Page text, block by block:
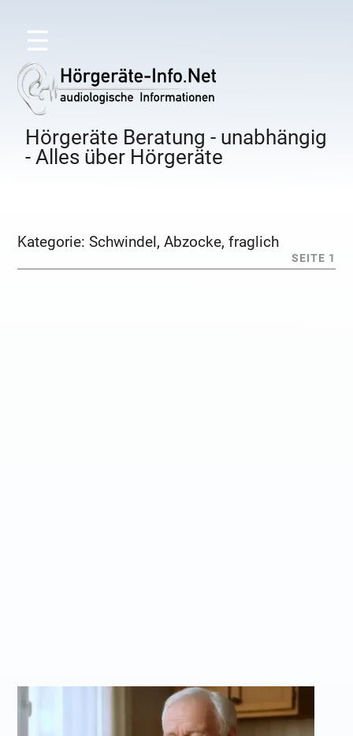
☰
Hörgeräte Beratung - unabhängig
- Alles über Hörgeräte
Kategorie:Schwindel, Abzocke, fraglich
SEITE 1